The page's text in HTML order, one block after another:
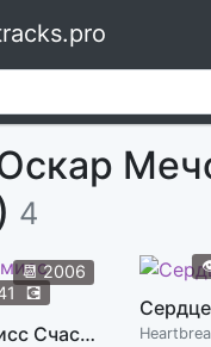
4
📆2006
💽
Маленькая мисс Счастье